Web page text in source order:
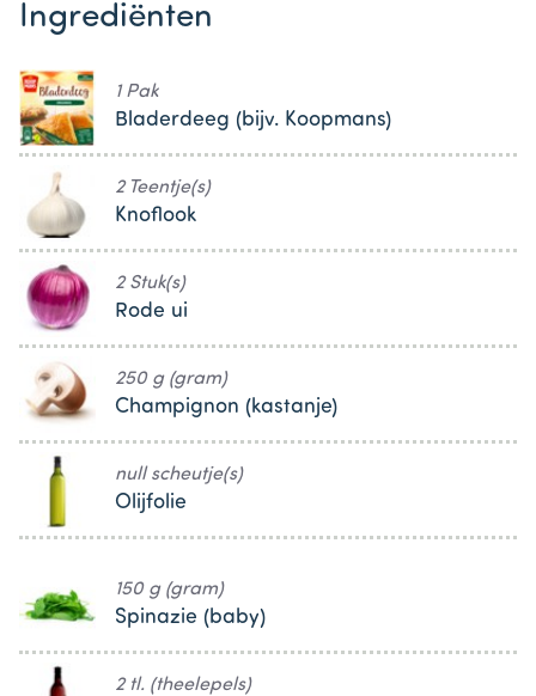
Ingrediënten
1 Pak
Bladerdeeg (bijv. Koopmans)
2 Teentje(s)
Knoflook
2 Stuk(s)
Rode ui
250 g (gram)
Champignon (kastanje)
null scheutje(s)
Olijfolie
150 g (gram)
Spinazie (baby)
2 tl. (theelepels)